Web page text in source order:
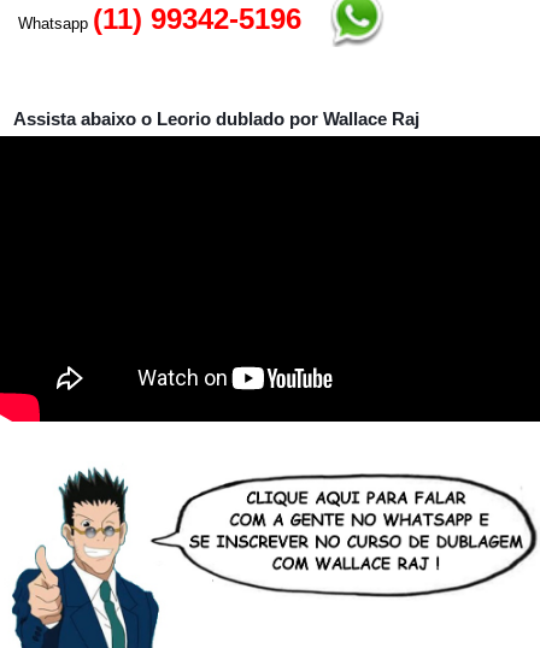
Whatsapp (11) 99342-5196
Assista abaixo o Leorio dublado por Wallace Raj